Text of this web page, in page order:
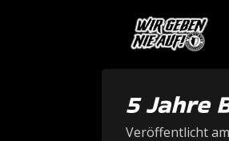
5 Jahre
Veröffentlicht am